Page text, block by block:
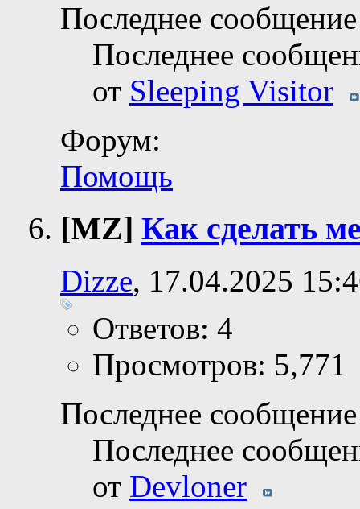
Последнее
Последнее
от Sleeping Visitor
Форум:
Помощь
[MZ] Как сделать
Dizze, 17.04.2025
Ответов: 4
Просмотров: 5,771
Последнее
Последнее
от Devloner